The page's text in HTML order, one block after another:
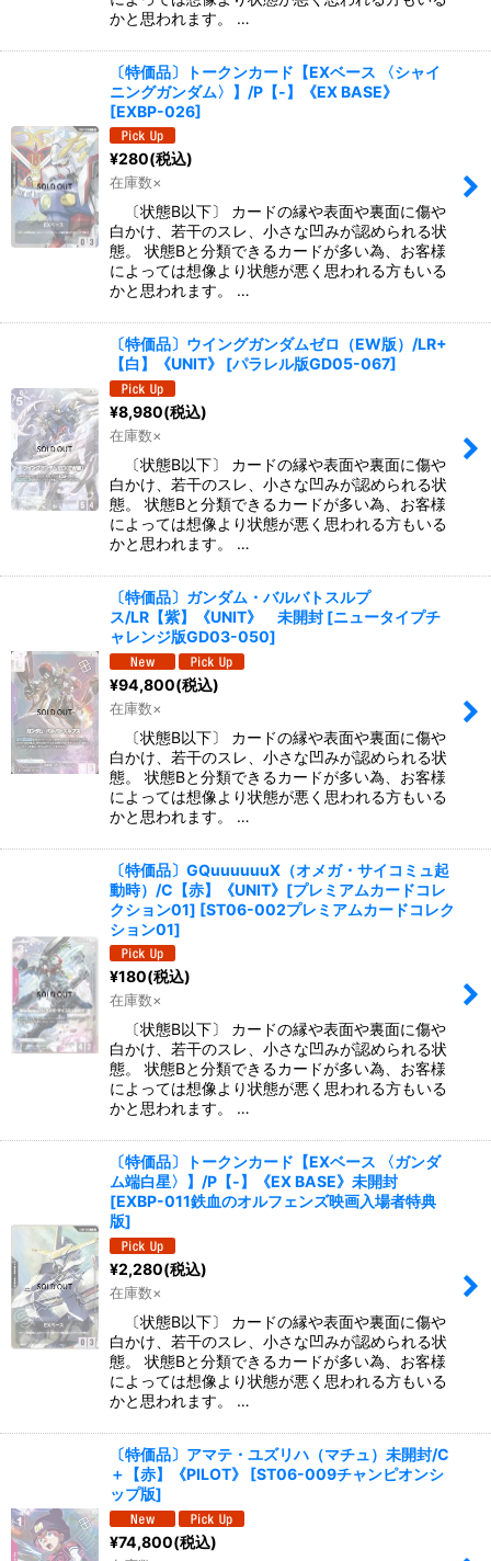
かと思われます。 …
〔特価品〕トークンカード【EXベース 〈シャイ
ニングガンダム〉】/P【-】《EX BASE》
[EXBP-026]
¥280(税込)
在庫数×
〔状態B以下〕 カードの縁や表面や裏面に傷や
白かけ、若干のスレ、小さな凹みが認められる状
態。 状態Bと分類できるカードが多い為、お客様
によっては想像より状態が悪く思われる方もいる
かと思われます。 …
〔特価品〕ウイングガンダムゼロ（EW版）/LR+
【白】《UNIT》
[パラレル版GD05-067]
¥8,980(税込)
在庫数×
〔状態B以下〕 カードの縁や表面や裏面に傷や
白かけ、若干のスレ、小さな凹みが認められる状
態。 状態Bと分類できるカードが多い為、お客様
によっては想像より状態が悪く思われる方もいる
かと思われます。 …
〔特価品〕ガンダム・バルバトスルプ
ス/LR【紫】《UNIT》 未開封 [ニュータイプチ
ャレンジ版GD03-050]
¥94,800(税込)
在庫数×
〔状態B以下〕 カードの縁や表面や裏面に傷や
白かけ、若干のスレ、小さな凹みが認められる状
態。 状態Bと分類できるカードが多い為、お客様
によっては想像より状態が悪く思われる方もいる
かと思われます。 …
〔特価品〕GQuuuuuuX（オメガ・サイコミュ起
動時）/C【赤】《UNIT》[プレミアムカードコレ
クション01] [ST06-002プレミアムカードコレク
ション01]
¥180(税込)
在庫数×
〔状態B以下〕 カードの縁や表面や裏面に傷や
白かけ、若干のスレ、小さな凹みが認められる状
態。 状態Bと分類できるカードが多い為、お客様
によっては想像より状態が悪く思われる方もいる
かと思われます。 …
〔特価品〕トークンカード【EXベース 〈ガンダ
ム端白星〉】/P【-】《EX BASE》未開封
[EXBP-011鉄血のオルフェンズ映画入場者特典
版]
¥2,280(税込)
在庫数×
〔状態B以下〕 カードの縁や表面や裏面に傷や
白かけ、若干のスレ、小さな凹みが認められる状
態。 状態Bと分類できるカードが多い為、お客様
によっては想像より状態が悪く思われる方もいる
かと思われます。 …
〔特価品〕アマテ・ユズリハ（マチュ）未開封/C
＋【赤】《PILOT》
[ST06-009チャンピオンシ
ップ版]
¥74,800(税込)